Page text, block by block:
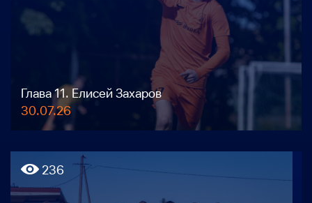
Глава 11. Елисей Захаров
30.07.26
236